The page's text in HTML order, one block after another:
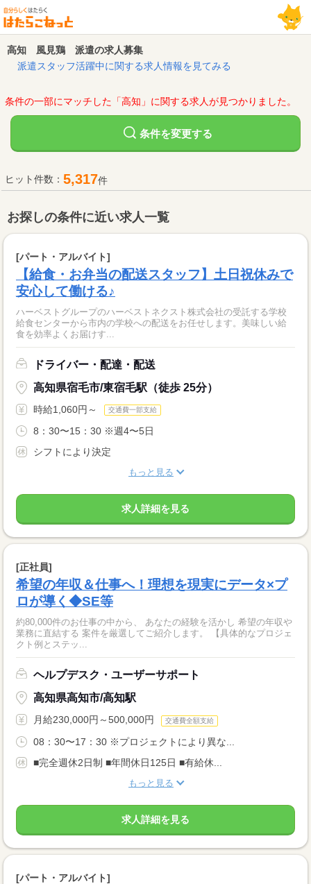
高知 風見鶏 派遣の求人募集
派遣スタッフ活躍中に関する求人情報を見てみる
条件の一部にマッチした「高知」に関する求人が見つかりました。
条件を変更する
ヒット件数： 5,317件
お探しの条件に近い求人一覧
[パート・アルバイト]
【給食・お弁当の配送スタッフ】土日祝休みで
安心して働ける♪
ハーベストグループのハーベストネクスト株式会社の受託する学校
給食センターから市内の学校への配送をお任せします。美味しい給
食を効率よくお届けす...
ドライバー・配達・配送
高知県宿毛市/東宿毛駅（徒歩 25分）
時給1,060円～ 交通費一部支給
8：30〜15：30 ※週4〜5日
シフトにより決定
もっと見る
求人詳細を見る
[正社員]
希望の年収＆仕事へ！理想を現実にデータ×プ
ロが導く◆SE等
約80,000件のお仕事の中から、 あなたの経験を活かし 希望の年収や
業務に直結する 案件を厳選してご紹介します。 【具体的なプロジェ
クト例とステッ...
ヘルプデスク・ユーザーサポート
高知県高知市/高知駅
月給230,000円～500,000円 交通費全額支給
08：30〜17：30 ※プロジェクトにより異な...
■完全週休2日制 ■年間休日125日 ■有給休...
もっと見る
求人詳細を見る
[パート・アルバイト]